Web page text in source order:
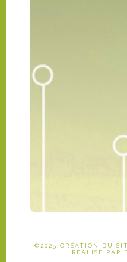
©2025 CRÉATION DU
RÉALISÉ PAR